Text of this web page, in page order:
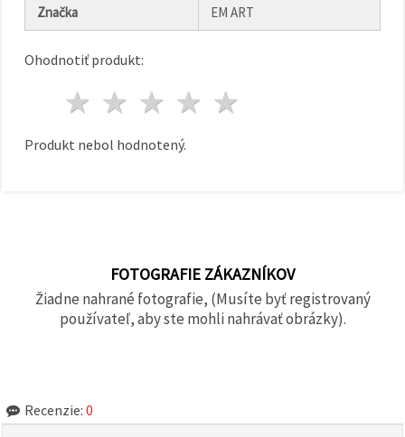
Značka EM ART
Ohodnotiť produkt:
4 hviezdy
3 hviezdy
2 hviezdy
1 hviezda
Produkt nebol hodnotený.
FOTOGRAFIE ZÁKAZNÍKOV
Žiadne nahrané fotografie, (Musíte byť registrovaný
používateľ, aby ste mohli nahrávať obrázky).
Recenzie: 0